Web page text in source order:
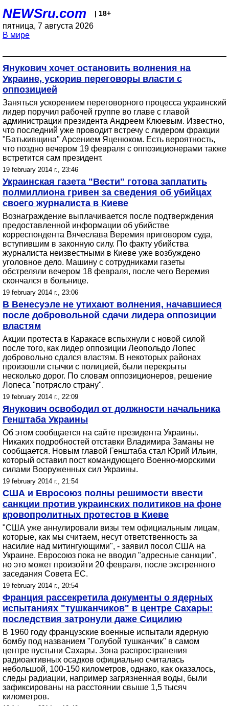
NEWSru.com | 18+
пятница, 7 августа 2026
В мире
Янукович хочет остановить волнения на
Украине, ускорив переговоры власти с
оппозицией
Заняться ускорением переговорного процесса украинский
лидер поручил рабочей группе во главе с главой
администрации президента Андреем Клюевым. Известно,
что последний уже проводит встречу с лидером фракции
"Батькивщина" Арсением Яценюком. Есть вероятность,
что поздно вечером 19 февраля с оппозиционерами также
встретится сам президент.
19 february 2014 г., 23:46
Украинская газета "Вести" готова заплатить
полмиллиона гривен за сведения об убийцах
своего журналиста в Киеве
Вознаграждение выплачивается после подтверждения
предоставленной информации об убийстве
корреспондента Вячеслава Веремия приговором суда,
вступившим в законную силу. По факту убийства
журналиста неизвестными в Киеве уже возбуждено
уголовное дело. Машину с сотрудниками газеты
обстреляли вечером 18 февраля, после чего Веремия
скончался в больнице.
19 february 2014 г., 23:06
В Венесуэле не утихают волнения, начавшиеся
после добровольной сдачи лидера оппозиции
властям
Акции протеста в Каракасе вспыхнули с новой силой
после того, как лидер оппозиции Леопольдо Лопес
добровольно сдался властям. В некоторых районах
произошли стычки с полицией, были перекрыты
несколько дорог. По словам оппозиционеров, решение
Лопеса "потрясло страну".
19 february 2014 г., 22:09
Янукович освободил от должности начальника
Генштаба Украины
Об этом сообщается на сайте президента Украины.
Никаких подробностей отставки Владимира Заманы не
сообщается. Новым главой Генштаба стал Юрий Ильин,
который оставил пост командующего Военно-морскими
силами Вооруженных сил Украины.
19 february 2014 г., 21:54
США и Евросоюз полны решимости ввести
санкции против украинских политиков на фоне
кровопролитных протестов в Киеве
"США уже аннулировали визы тем официальным лицам,
которые, как мы считаем, несут ответственность за
насилие над митингующими", - заявил посол США на
Украине. Евросоюз пока не вводил "адресные санкции",
но это может произойти 20 февраля, после экстренного
заседания Совета ЕС.
19 february 2014 г., 20:54
Франция рассекретила документы о ядерных
испытаниях "тушканчиков" в центре Сахары:
последствия затронули даже Сицилию
В 1960 году французские военные испытали ядерную
бомбу под названием "Голубой тушканчик" в самом
центре пустыни Сахары. Зона распространения
радиоактивных осадков официально считалась
небольшой, 100-150 километров, однако, как оказалось,
следы радиации, например загрязненная воды, были
зафиксированы на расстоянии свыше 1,5 тысяч
километров.